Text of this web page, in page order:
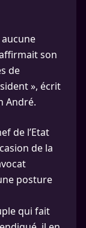
aucune
son
de
», écrit
André.
de l’Etat
de la
posture
qui fait